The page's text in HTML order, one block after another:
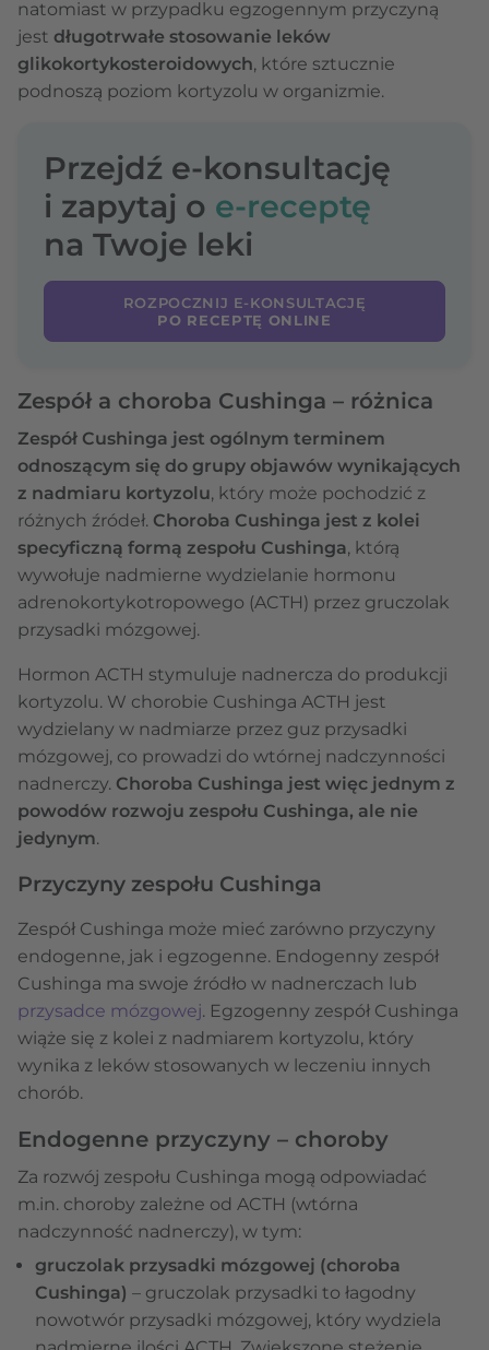
natomiast w przypadku egzogennym przyczyną
jest długotrwałe stosowanie leków
glikokortykosteroidowych, które sztucznie
podnoszą poziom kortyzolu w organizmie.
Przejdź e-konsultację
i zapytaj o e-receptę
na Twoje leki
ROZPOCZNIJ E-KONSULTACJĘ
PO RECEPTĘ ONLINE
Zespół a choroba Cushinga – różnica
Zespół Cushinga jest ogólnym terminem
odnoszącym się do grupy objawów wynikających
z nadmiaru kortyzolu, który może pochodzić z
różnych źródeł. Choroba Cushinga jest z kolei
specyficzną formą zespołu Cushinga, którą
wywołuje nadmierne wydzielanie hormonu
adrenokortykotropowego (ACTH) przez gruczolak
przysadki mózgowej.
Hormon ACTH stymuluje nadnercza do produkcji
kortyzolu. W chorobie Cushinga ACTH jest
wydzielany w nadmiarze przez guz przysadki
mózgowej, co prowadzi do wtórnej nadczynności
nadnerczy. Choroba Cushinga jest więc jednym z
powodów rozwoju zespołu Cushinga, ale nie
jedynym.
Przyczyny zespołu Cushinga
Zespół Cushinga może mieć zarówno przyczyny
endogenne, jak i egzogenne. Endogenny zespół
Cushinga ma swoje źródło w nadnerczach lub
przysadce mózgowej. Egzogenny zespół Cushinga
wiąże się z kolei z nadmiarem kortyzolu, który
wynika z leków stosowanych w leczeniu innych
chorób.
Endogenne przyczyny – choroby
Za rozwój zespołu Cushinga mogą odpowiadać
m.in. choroby zależne od ACTH (wtórna
nadczynność nadnerczy), w tym:
gruczolak przysadki mózgowej (choroba
Cushinga) – gruczolak przysadki to łagodny
nowotwór przysadki mózgowej, który wydziela